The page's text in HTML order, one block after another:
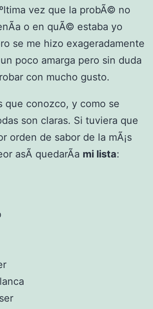
vez que la probÃ© no
o en quÃ© estaba yo
se me hizo exageradamente
poco amarga pero sin duda
con mucho gusto.
que conozco, y como se
son claras. Si tuviera que
orden de sabor de la mÃ¡s
asÃ­ quedarÃ­a mi lista: